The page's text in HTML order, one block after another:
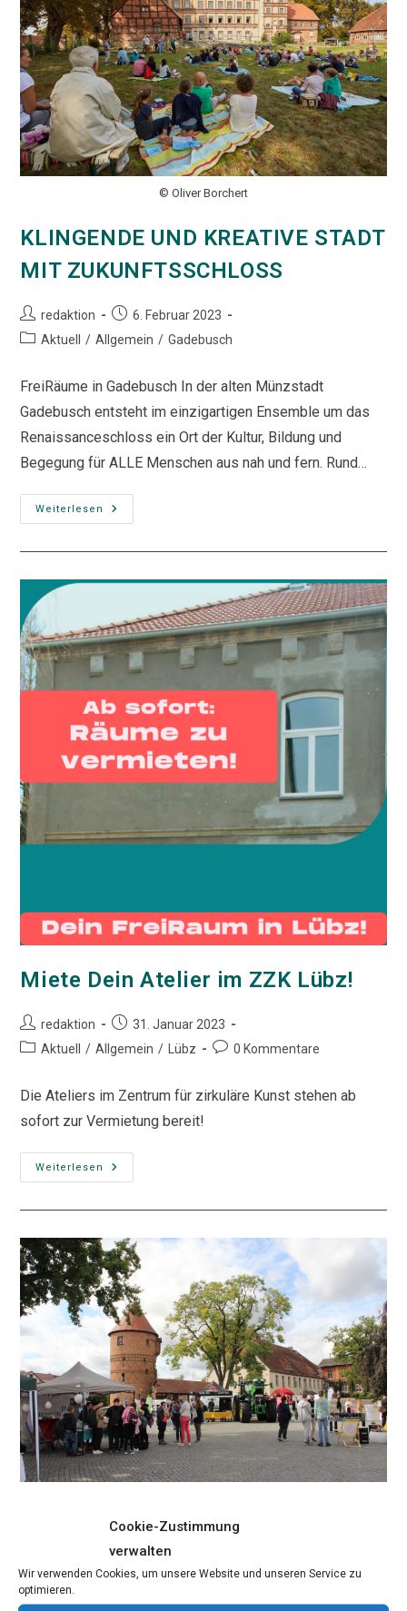
Cookie-Zustimmung
verwalten
Wir verwenden Cookies, um unsere Website und unseren Service zu
optimieren.
© Oliver Borchert
KLINGENDE UND KREATIVE STADT
MIT ZUKUNFTSSCHLOSS
Beitrags-
Autor:
redaktion
Beitrag
veröffentlicht:
6. Februar 2023
Beitrags-
Aktuell / Allgemein / Gadebusch
FreiRäume in Gadebusch In der alten Münzstadt
Gadebusch entsteht im einzigartigen Ensemble um das
Renaissanceschloss ein Ort der Kultur, Bildung und
Begegung für ALLE Menschen aus nah und fern. Rund…
Weiterlesen
KLINGENDE
UND
Miete Dein Atelier im ZZK Lübz!
Beitrags-
Autor:
redaktion
Beitrag
veröffentlicht:
31. Januar 2023
Beitrags-
Aktuell / Allgemein / Lübz
Beitrags-
0 Kommentare
Die Ateliers im Zentrum für zirkuläre Kunst stehen ab
sofort zur Vermietung bereit!
Weiterlesen
Miete
Dein
Jobmesse Lübz
Autor:
Beitrag
veröffentlicht:
Beitrags-
Kategorie:
Aktuell
Kommentare: